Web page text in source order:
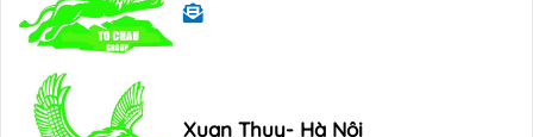
Xuan Thuy- Hà Nội